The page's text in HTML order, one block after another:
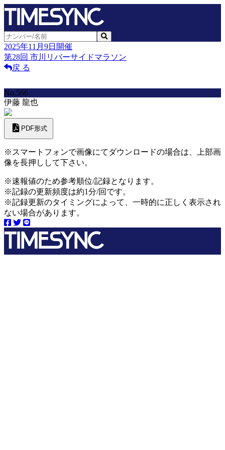
2025年11月9日開催
第28回 市川リバーサイドマラソン
戻 る
No.566
伊藤 龍也
PDF形式
※スマートフォンで画像にてダウンロードの場合は、上部画
像を長押しして下さい。
※速報値のため参考順位/記録となります。
※記録の更新頻度は約1分/回です。
※記録更新のタイミングによって、一時的に正しく表示され
ない場合があります。